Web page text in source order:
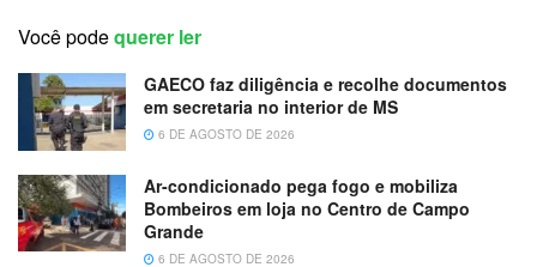
Você podequerer ler
GAECO faz diligência e recolhe documentos
em secretaria no interior de MS
6 DE AGOSTO DE 2026
Ar-condicionado pega fogo e mobiliza
Bombeiros em loja no Centro de Campo
Grande
6 DE AGOSTO DE 2026